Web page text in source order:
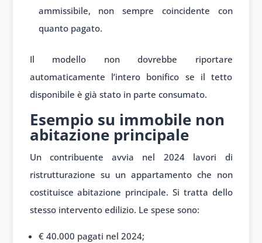
ammissibile, non sempre coincidente con
quanto pagato.
Il modello non dovrebbe riportare
automaticamente l’intero bonifico se il tetto
disponibile è già stato in parte consumato.
Esempio su immobile non
abitazione principale
Un contribuente avvia nel 2024 lavori di
ristrutturazione su un appartamento che non
costituisce abitazione principale. Si tratta dello
stesso intervento edilizio. Le spese sono:
€ 40.000 pagati nel 2024;